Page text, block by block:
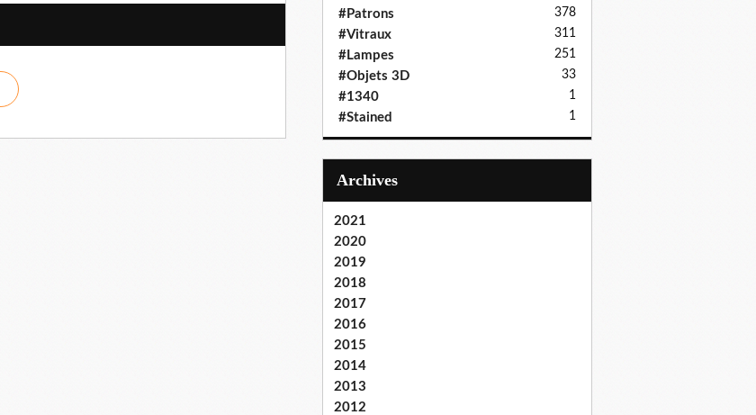
#Patrons 378
#Vitraux 311
#Lampes 251
#Objets 3D 33
#1340 1
#Stained 1
Archives
2021
2020
2019
2018
2017
2016
2015
2014
2013
2012